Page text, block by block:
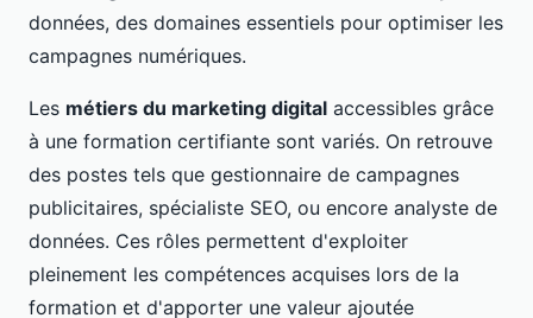
données, des domaines essentiels pour optimiser les
campagnes numériques.
Les métiers du marketing digital accessibles grâce
à une formation certifiante sont variés. On retrouve
des postes tels que gestionnaire de campagnes
publicitaires, spécialiste SEO, ou encore analyste de
données. Ces rôles permettent d'exploiter
pleinement les compétences acquises lors de la
formation et d'apporter une valeur ajoutée